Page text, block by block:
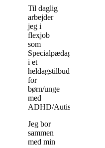
Til daglig
arbejder
jeg i
flexjob
som
Specialpædagog
i et
heldagstilbud
for
børn/unge
med
ADHD/Autisme.
Jeg bor
sammen
med min